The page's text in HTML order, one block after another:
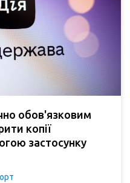
обов'язковим
копії
застосунку